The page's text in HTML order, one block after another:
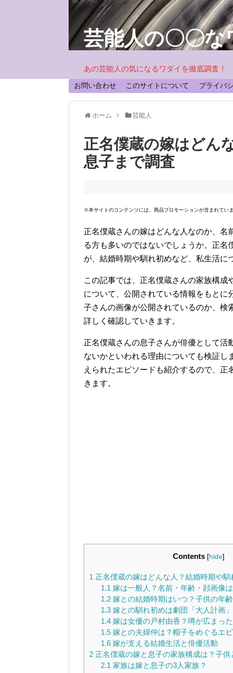
芸能人の〇〇な
あの芸能人の気になるワダイを徹底調査！
お問い合わせ このサイトについて プライバ
ホーム 芸能人
正名僕蔵の嫁はどん
息子まで調査
※本サイトのコンテンツには、商品プロモーションが含まれていま
正名僕蔵さんの嫁はどんな人なのか、名
る方も多いのではないでしょうか。正
が、結婚時期や馴れ初めなど、私生活に
この記事では、正名僕蔵さんの家族構
について、公開されている情報をもとに
子さんの画像が公開されているのか、検
詳しく確認していきます。
正名僕蔵さんの息子さんが俳優として活
ないかといわれる理由についても検証
えられたエピソードも紹介するので、
きます。
Contents [hide]
1 正名僕蔵の嫁はどんな人？結婚時期や
1.1 嫁は一般人？名前・年齢・顔画像
1.2嫁との結婚時期はいつ？子供の年
1.3嫁との馴れ初めは劇団「大人計画
1.4嫁は女優の戸村由香？噂が広まっ
1.5嫁との夫婦仲は？帽子をめぐるエ
1.6嫁が支える結婚生活と俳優活動
2 正名僕蔵の嫁と息子の家族構成は？子供
2.1 家族は嫁と息子の3人家族？